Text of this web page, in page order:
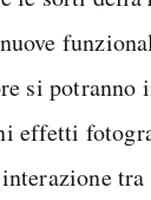
si potranno
effetti